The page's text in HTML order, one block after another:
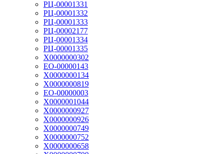
РЦ-00001331
РЦ-00001332
РЦ-00001333
РЦ-00002177
РЦ-00001334
РЦ-00001335
Х0000000302
ЕО-00000143
Х0000000134
Х0000000819
ЕО-00000003
Х0000001044
Х0000000927
Х0000000926
Х0000000749
Х0000000752
Х0000000658